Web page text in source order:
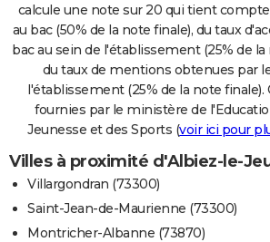
calcule une note sur 20 qui tient
au bac (50% de la note finale), du taux
bac au sein de l'établissement (25% de
du taux de mentions obtenues par
l'établissement (25% de la note finale).
fournies par le ministère de
Jeunesse et des Sports (voir ici pour
Villes à proximité d'Albiez-le-
Villargondran (73300)
Saint-Jean-de-Maurienne (73300)
Montricher-Albanne (73870)